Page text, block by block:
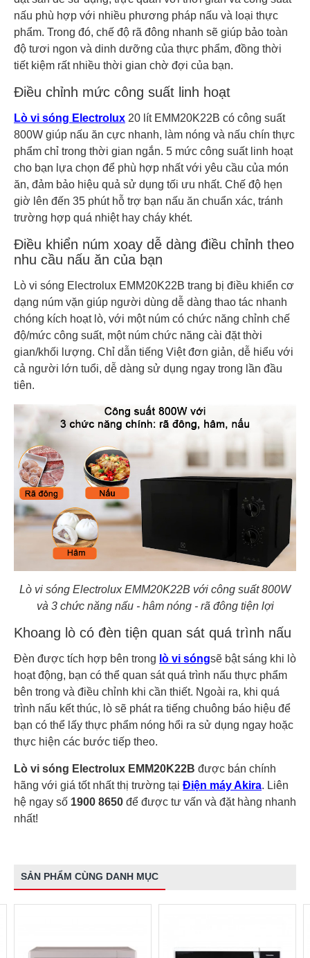
nấu phù hợp với nhiều phương pháp nấu và loại thực
phẩm. Trong đó, chế độ rã đông nhanh sẽ giúp bảo toàn
độ tươi ngon và dinh dưỡng của thực phẩm, đồng thời
tiết kiệm rất nhiều thời gian chờ đợi của bạn.
Điều chỉnh mức công suất linh hoạt
Lò vi sóng Electrolux 20 lít EMM20K22B có công suất
800W giúp nấu ăn cực nhanh, làm nóng và nấu chín thực
phẩm chỉ trong thời gian ngắn. 5 mức công suất linh hoạt
cho bạn lựa chọn để phù hợp nhất với yêu cầu của món
ăn, đảm bảo hiệu quả sử dụng tối ưu nhất. Chế độ hẹn
giờ lên đến 35 phút hỗ trợ bạn nấu ăn chuẩn xác, tránh
trường hợp quá nhiệt hay cháy khét.
Điều khiển núm xoay dễ dàng điều chỉnh theo
nhu cầu nấu ăn của bạn
Lò vi sóng Electrolux EMM20K22B trang bị điều khiển cơ
dạng núm vặn giúp người dùng dễ dàng thao tác nhanh
chóng kích hoạt lò, với một núm có chức năng chỉnh chế
độ/mức công suất, một núm chức năng cài đặt thời
gian/khối lượng. Chỉ dẫn tiếng Việt đơn giản, dễ hiểu với
cả người lớn tuổi, dễ dàng sử dụng ngay trong lần đầu
tiên.
Lò vi sóng Electrolux EMM20K22B với công suất 800W
và 3 chức năng nấu - hâm nóng - rã đông tiện lợi
Khoang lò có đèn tiện quan sát quá trình nấu
Đèn được tích hợp bên trong lò vi sóngsẽ bật sáng khi lò
hoạt động, bạn có thể quan sát quá trình nấu thực phẩm
bên trong và điều chỉnh khi cần thiết. Ngoài ra, khi quá
trình nấu kết thúc, lò sẽ phát ra tiếng chuông báo hiệu để
bạn có thể lấy thực phẩm nóng hổi ra sử dụng ngay hoặc
thực hiện các bước tiếp theo.
Lò vi sóng Electrolux EMM20K22B được bán chính
hãng với giá tốt nhất thị trường tại Điện máy Akira. Liên
hệ ngay số 1900 8650 để được tư vấn và đặt hàng nhanh
nhất!
SẢN PHẨM CÙNG DANH MỤC